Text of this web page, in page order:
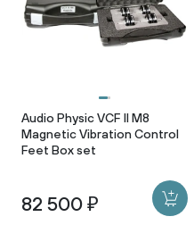
Audio Physic VCF II M8
Magnetic Vibration Control
Feet Box set
82 500 ₽